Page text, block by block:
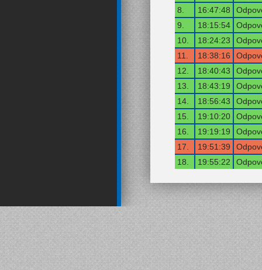
8.
16:47:48
9.
18:15:54
10.
18:24:23
11.
18:38:16
12.
18:40:43
13.
18:43:19
14.
18:56:43
15.
19:10:20
16.
19:19:19
17.
19:51:39
18.
19:55:22